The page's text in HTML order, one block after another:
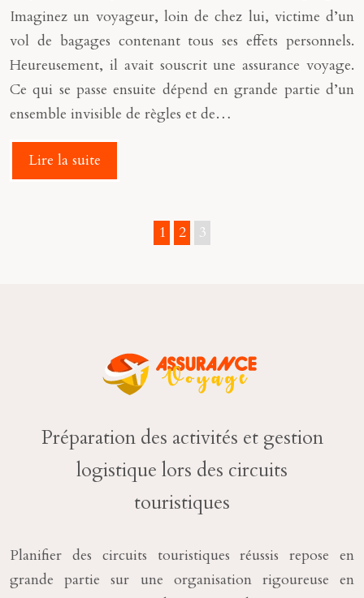
Imaginez un voyageur, loin de chez lui, victime d’un
vol de bagages contenant tous ses effets personnels.
Heureusement, il avait souscrit une assurance voyage.
Ce qui se passe ensuite dépend en grande partie d’un
ensemble invisible de règles et de…
Lire la suite
1 2 3
Préparation des activités et gestion
logistique lors des circuits
touristiques
Planifier des circuits touristiques réussis repose en
grande partie sur une organisation rigoureuse en